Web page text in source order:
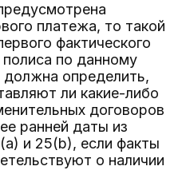
платежа, то такой
фактического
по данному
должна определить,
ли какие-либо
договоров
ранней даты из
и 25(b), если факты
о наличии